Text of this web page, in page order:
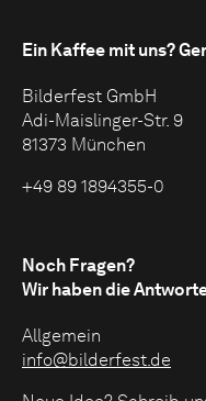
Ein Kaffee mit uns?
Bilderfest GmbH
Adi-Maislinger-Str. 9
81373 München
+49 89 1894355-0
Noch Fragen?
Wir haben die
Allgemein
info@bilderfest.de